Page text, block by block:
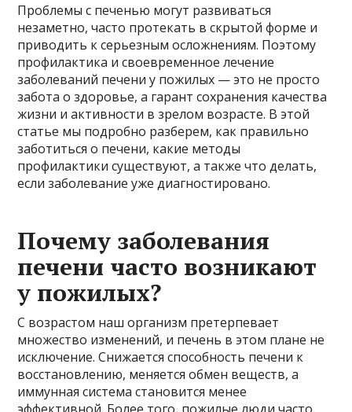
Проблемы с печенью могут развиваться
незаметно, часто протекать в скрытой форме и
приводить к серьезным осложнениям. Поэтому
профилактика и своевременное лечение
заболеваний печени у пожилых — это не просто
забота о здоровье, а гарант сохранения качества
жизни и активности в зрелом возрасте. В этой
статье мы подробно разберем, как правильно
заботиться о печени, какие методы
профилактики существуют, а также что делать,
если заболевание уже диагностировано.
Почему заболевания
печени часто возникают
у пожилых?
С возрастом наш организм претерпевает
множество изменений, и печень в этом плане не
исключение. Снижается способность печени к
восстановлению, меняется обмен веществ, а
иммунная система становится менее
эффективной. Более того, пожилые люди часто